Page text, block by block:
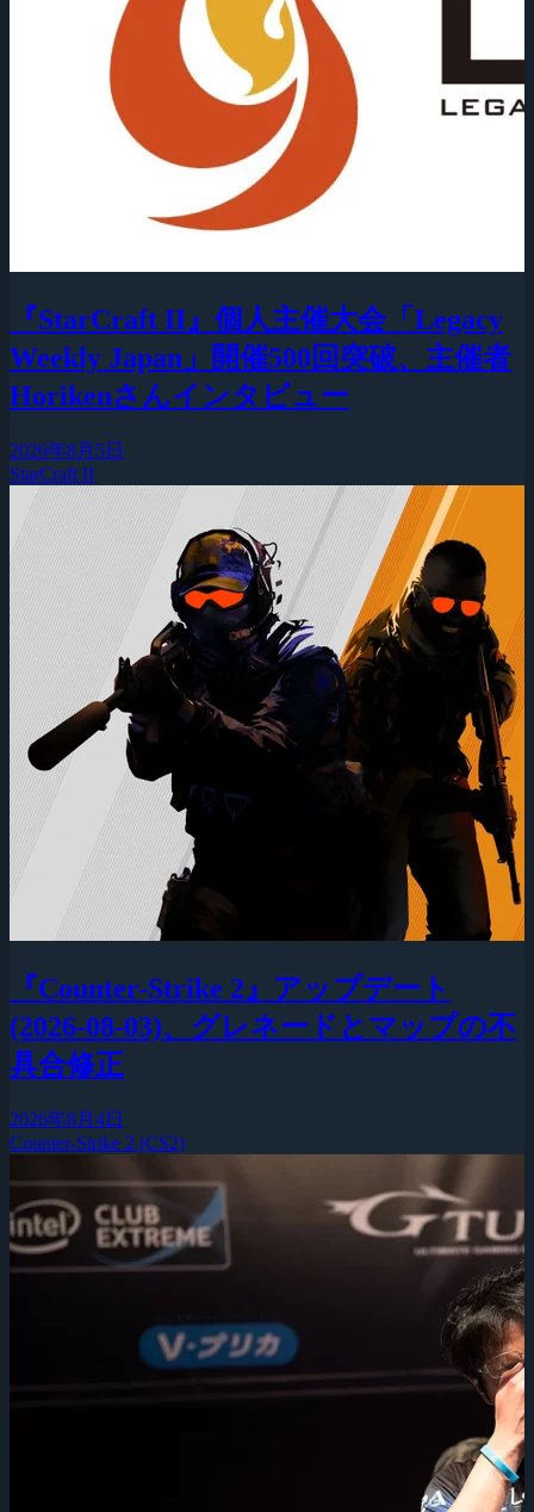
『StarCraft II』個人主催大会「Legacy
Weekly Japan」開催500回突破、主催者
Horikenさんインタビュー
2026年8月5日
StarCraft II
『Counter-Strike 2』アップデート
(2026-08-03)、グレネードとマップの不
具合修正
2026年8月4日
Counter-Strike 2 (CS2)